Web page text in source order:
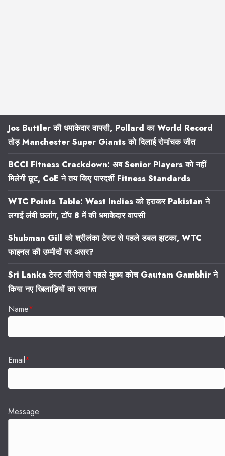
Jos Buttler की धमाकेदार वापसी, Pollard का World Record
तोड़ Manchester Super Giants को दिलाई रोमांचक जीत
BCCI Fitness Crackdown: अब Senior Players को नहीं
मिलेगी छूट, CoE ने तय किए पारदर्शी Fitness Standards
WTC Points Table: West Indies को हराकर Pakistan ने
लगाई लंबी छलांग, टॉप 8 में की धमाकेदार वापसी
Shubman Gill को श्रीलंका टेस्ट से पहले डबल झटका, WTC
फाइनल की उम्मीदों पर असर?
Sri Lanka टेस्ट सीरीज से पहले मुख्य कोच Gautam Gambhir ने
किया नए खिलाड़ियों का स्वागत
Name*
Email*
Message